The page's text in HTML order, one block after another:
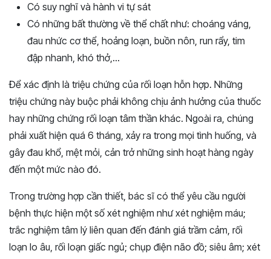
Có suy nghĩ và hành vi tự sát
Có những bất thường về thể chất như: choáng váng,
đau nhức cơ thể, hoảng loạn, buồn nôn, run rẩy, tim
đập nhanh, khó thở,…
Để xác định là triệu chứng của rối loạn hỗn hợp. Những
triệu chứng này buộc phải không chịu ảnh hưởng của thuốc
hay những chứng rối loạn tâm thần khác. Ngoài ra, chúng
phải xuất hiện quá 6 tháng, xảy ra trong mọi tình huống, và
gây đau khổ, mệt mỏi, cản trở những sinh hoạt hàng ngày
đến một mức nào đó.
Trong trường hợp cần thiết, bác sĩ có thể yêu cầu người
bệnh thực hiện một số xét nghiệm như xét nghiệm máu;
trắc nghiệm tâm lý liên quan đến đánh giá trầm cảm, rối
loạn lo âu, rối loạn giấc ngủ; chụp điện não đồ; siêu âm; xét